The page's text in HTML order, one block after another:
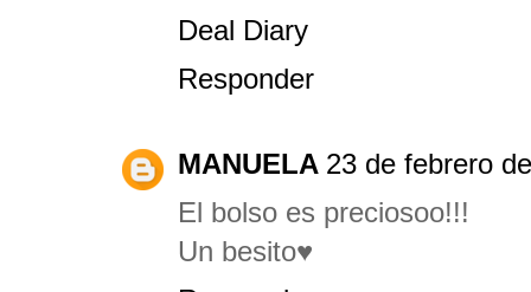
Deal Diary
Responder
MANUELA 23 de febrero
El bolso es preciosoo!!!
Un besito♥